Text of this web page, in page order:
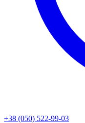
+38 (050) 522-99-03